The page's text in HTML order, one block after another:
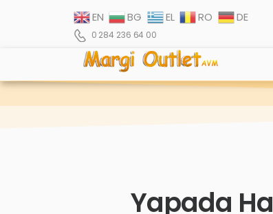
EN BG EL RO DE
0 284 236 64 00
Yapada